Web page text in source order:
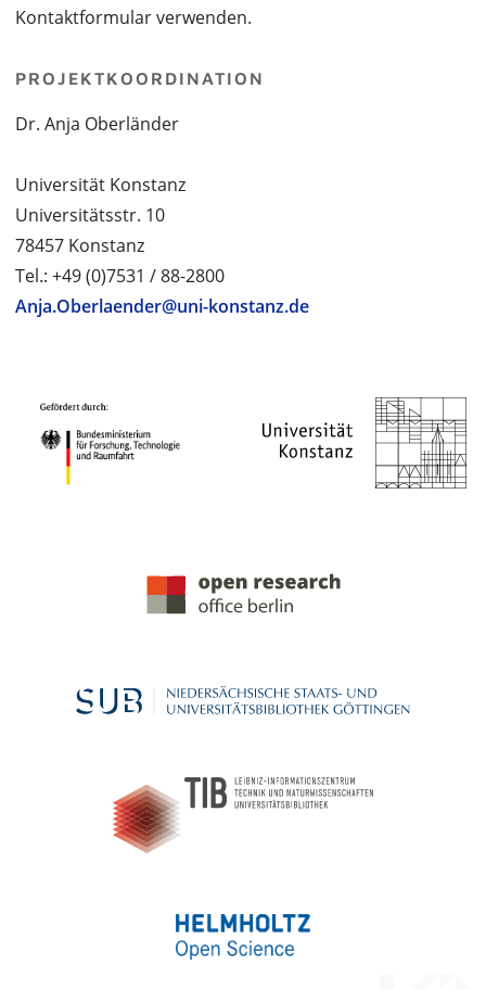
Kontaktformular verwenden.
PROJEKTKOORDINATION
Dr. Anja Oberländer
Universität Konstanz
Universitätsstr. 10
78457 Konstanz
Tel.: +49 (0)7531 / 88-2800
Anja.Oberlaender@uni-konstanz.de